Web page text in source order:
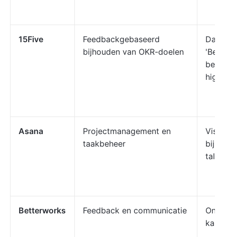
15Five
Feedbackgebaseerd
bijhouden van OKR-doelen
Asana
Projectmanagement en
taakbeheer
Betterworks Feedback en communicatie